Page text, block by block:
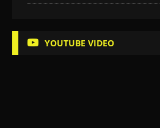
YOUTUBE VIDEO